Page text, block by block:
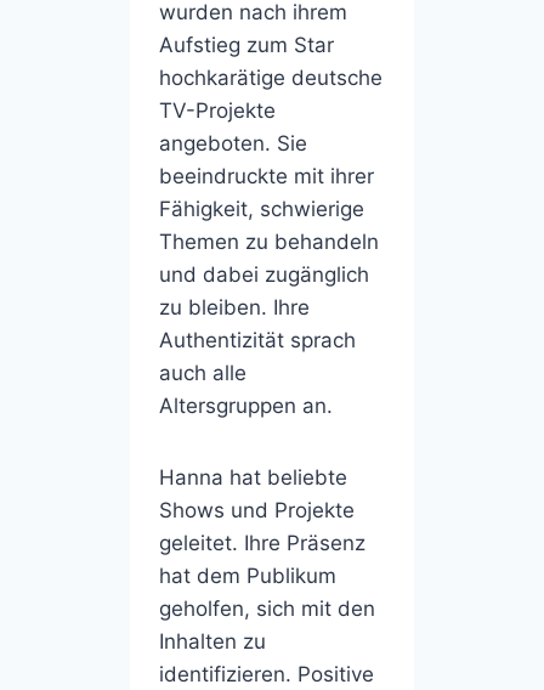
wurden nach ihrem
Aufstieg zum Star
hochkarätige deutsche
TV-Projekte
angeboten. Sie
beeindruckte mit ihrer
Fähigkeit, schwierige
Themen zu behandeln
und dabei zugänglich
zu bleiben. Ihre
Authentizität sprach
auch alle
Altersgruppen an.
Hanna hat beliebte
Shows und Projekte
geleitet. Ihre Präsenz
hat dem Publikum
geholfen, sich mit den
Inhalten zu
identifizieren. Positive